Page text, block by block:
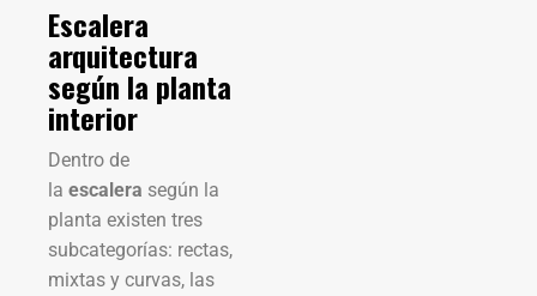
Escalera
arquitectura
según la planta
interior
Dentro de
la escalera según la
planta existen tres
subcategorías: rectas,
mixtas y curvas, las